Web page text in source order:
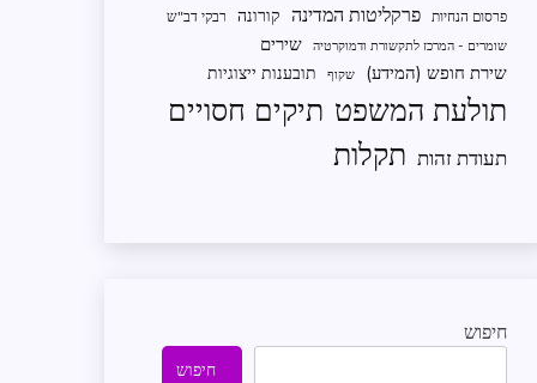
פרסום הנחיות פרקליטות המדינה קורונה רבקי דב"ש
שומרים - המרכז לתקשורת ודמוקרטיה
שירים
שירת חופש (המידע)
שקוף תובענות ייצוגיות
תולעת המשפט תיקים חסויים
תעודת זהות תקלות
חיפוש
חיפוש